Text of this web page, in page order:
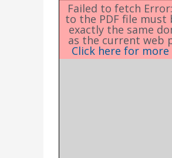
Failed to fetch
to the PDF file must
exactly the same
as the current web
Click here for